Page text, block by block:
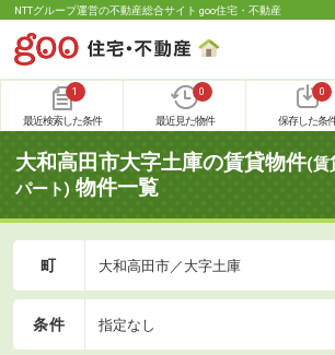
NTTグループ運営の不動産総合サイト goo住宅・不動産
1
最近検索した条件
0
最近見た物件
0
保存した条
大和高田市大字土庫の賃貸物件(賃
パート) 物件一覧
町 大和高田市／大字土庫
条件 指定なし